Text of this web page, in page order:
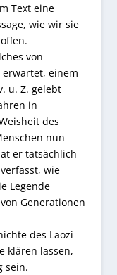
Text eine
wie wir sie
von
einem
u. Z. gelebt
in
des
nun
er tatsächlich
wie
Legende
Generationen
des Laozi
klären lassen,
sein.